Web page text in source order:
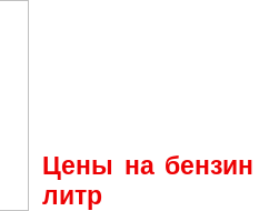
Цены на
литр